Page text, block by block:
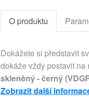
O produktu
Dokážete si představit
dokáže vždy postavit na
skleněný - černý
Zobrazit další